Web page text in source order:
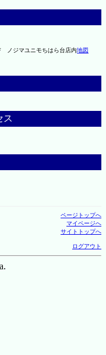
ノジマユニモちはら台店内地図
ス
ページトップへ
マイページへ
サイトトップへ
ログアウト